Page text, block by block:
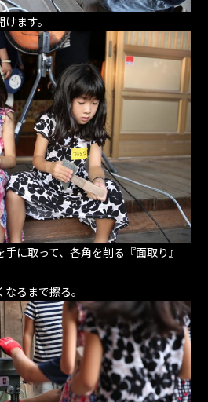
ます。
に取って、各角を削る『面取り』
るまで擦る。